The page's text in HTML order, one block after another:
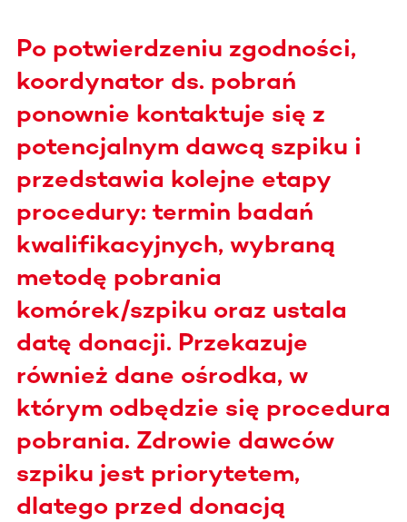
Po potwierdzeniu zgodności,
koordynator ds. pobrań
ponownie kontaktuje się z
potencjalnym dawcą szpiku i
przedstawia kolejne etapy
procedury: termin badań
kwalifikacyjnych, wybraną
metodę pobrania
komórek/szpiku oraz ustala
datę donacji. Przekazuje
również dane ośrodka, w
którym odbędzie się procedura
pobrania. Zdrowie dawców
szpiku jest priorytetem,
dlatego przed donacją